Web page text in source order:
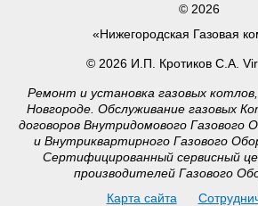
© 2026
«Нижегородская Газовая
© 2026 И.П. Кротиков С.А.
Ремонт и установка газовых
Новгороде. Обслуживание газовых
договоров Внутридомового Газового
и Внутриквартирного Газового
Сертифицированный сервисный
производителей Газового
Карта сайта